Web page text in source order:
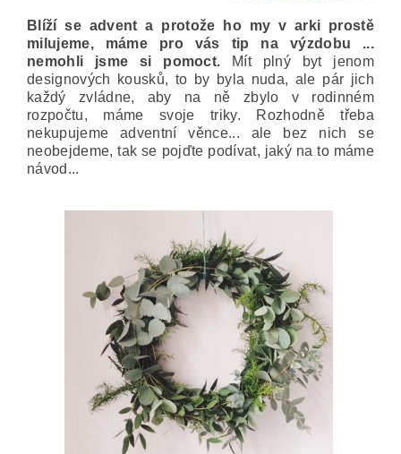
Blíží se advent a protože ho my v arki prostě
milujeme, máme pro vás tip na výzdobu ...
nemohli jsme si pomoct. Mít plný byt jenom
designových kousků, to by byla nuda, ale pár jich
každý zvládne, aby na ně zbylo v rodinném
rozpočtu, máme svoje triky. Rozhodně třeba
nekupujeme adventní věnce... ale bez nich se
neobejdeme, tak se pojďte podívat, jaký na to máme
návod...